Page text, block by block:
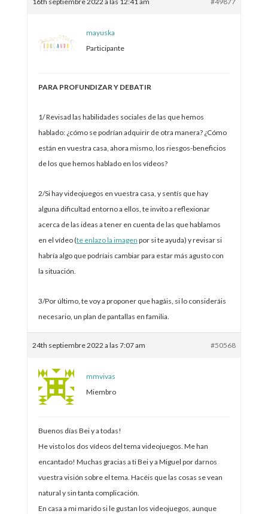
mayuska
Participante
PARA PROFUNDIZAR Y DEBATIR
1/ Revisad las habilidades sociales de las que hemos
hablado: ¿cómo se podrían adquirir de otra manera? ¿Cómo
están en vuestra casa, ahora mismo, los riesgos-beneficios
de los que hemos hablado en los vídeos?
2/Si hay videojuegos en vuestra casa, y sentís que hay
alguna dificultad entorno a ellos, te invito a reflexionar
acerca de las ideas a tener en cuenta de las que hablamos
en el vídeo (te enlazo la imagen por si te ayuda) y revisar si
habría algo que podríais cambiar para estar más agusto con
la situación.
3/Por último, te voy a proponer que hagáis, si lo consideráis
necesario, un plan de pantallas en familia.
24th septiembre 2022 a las 7:07 am #50568
mmvivas
Miembro
Buenos días Bei y a todas!
He visto los dos vídeos del tema videojuegos. Me han
encantado! Muchas gracias a ti Bei y a Miguel por darnos
vuestra visión sobre el tema. Hacéis que las cosas se vean
natural y sin tanta complicación.
En casa a mi marido si le gustan los videojuegos, aunque